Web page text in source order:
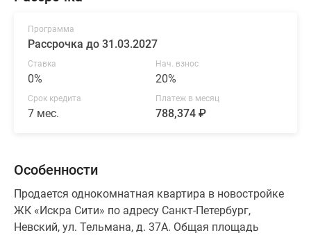
Программа
Рассрочка до 31.03.2027
Ставка
0%
Нач. взнос
20%
Срок кредита
7 мес.
Платеж в месяц
788,374 ₽
Особенности
Продается однокомнатная квартира в новостройке
ЖК «Искра Сити» по адресу Санкт-Петербург,
Невский, ул. Тельмана, д. 37А. Общая площадь